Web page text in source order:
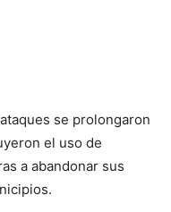
se prolongaron
el uso de
a abandonar sus